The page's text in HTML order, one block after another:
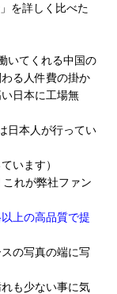
を詳しく比べた
いてくれる中国の
る人件費の掛か
日本に工場無
日本人が行ってい
います）
れが弊社ファン
上の高品質で提
の写真の端に写
も少ない事に気